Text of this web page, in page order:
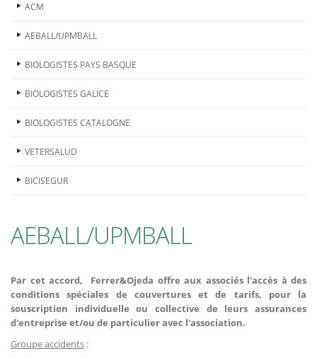
ACM
AEBALL/UPMBALL
BIOLOGISTES PAYS BASQUE
BIOLOGISTES GALICE
BIOLOGISTES CATALOGNE
VETERSALUD
BICISEGUR
AEBALL/UPMBALL
Par cet accord, Ferrer&Ojeda offre aux associés l'accès à des
conditions spéciales de couvertures et de tarifs, pour la
souscription individuelle ou collective de leurs assurances
d'entreprise et/ou de particulier avec l'association.
Groupe accidents :